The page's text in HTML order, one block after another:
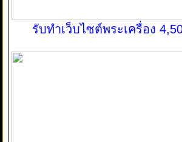
รับทำเว็บไซต์พระเครื่อง